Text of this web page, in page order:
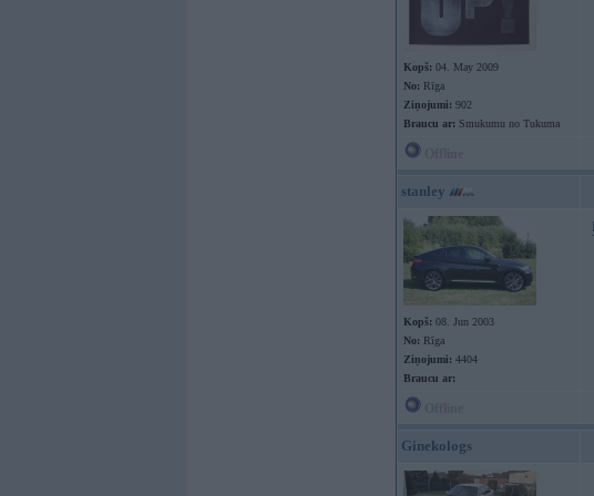
Kopš: 04. May 2009
No: Rīga
Ziņojumi: 902
Braucu ar: Smukumu no Tukuma
stanley
Kopš: 08. Jun 2003
No: Rīga
Ziņojumi: 4404
Braucu ar:
Ginekologs